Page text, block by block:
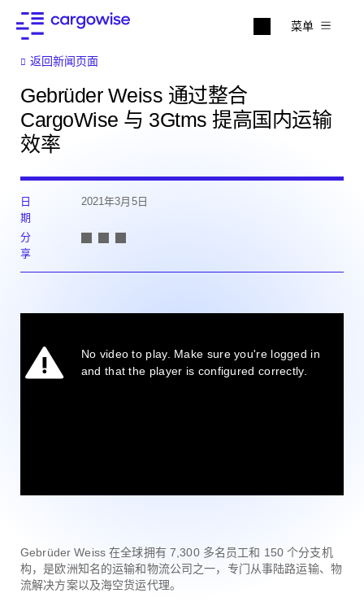
菜单
返回新闻页面
Gebrüder Weiss 通过整合
CargoWise 与 3Gtms 提高国内运输
效率
日
期
2021年3月5日
分
享
Gebrüder Weiss 在全球拥有 7,300 多名员工和 150 个分支机
构，是欧洲知名的运输和物流公司之一，专门从事陆路运输、物
流解决方案以及海空货运代理。